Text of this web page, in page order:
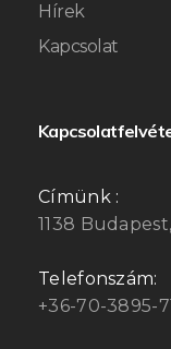
Hírek
Kapcsolat
Címünk :
1138
Telefonszám:
+36-70-3895-